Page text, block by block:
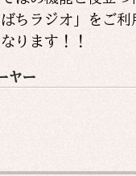
ちラジオ」をご利
ります！！
ヤー